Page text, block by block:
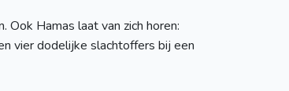
Hamas laat van zich horen:
vier dodelijke slachtoffers bij een